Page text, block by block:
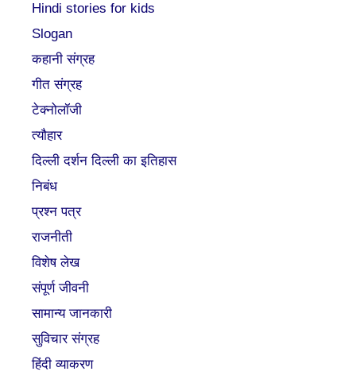
Hindi stories for kids
Slogan
कहानी संग्रह
गीत संग्रह
टेक्नोलॉजी
त्यौहार
दिल्ली दर्शन दिल्ली का इतिहास
निबंध
प्रश्न पत्र
राजनीती
विशेष लेख
संपूर्ण जीवनी
सामान्य जानकारी
सुविचार संग्रह
हिंदी व्याकरण